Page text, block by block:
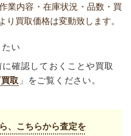
業内容・在庫状況・品数・買
り買取価格は変動致します。
たい
確認しておくことや買取
取 」をご覧ください。
、こちらから査定を